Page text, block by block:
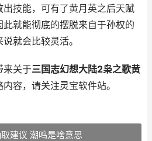
技能，可有了黄月英之后天赋
就能彻底的摆脱来自于孙权的
就会比较灵活。
来关于三国志幻想大陆2枭之歌黄
容，请关注灵宝软件站。
建议 潮鸣是啥意思